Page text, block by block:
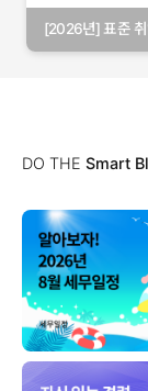
[2026년] 표준
DO THE Smart